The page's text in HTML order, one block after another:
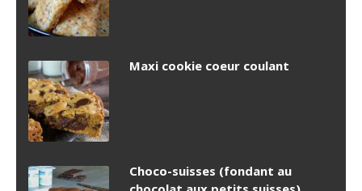
Maxi cookie coeur coulant
Choco-suisses (fondant au